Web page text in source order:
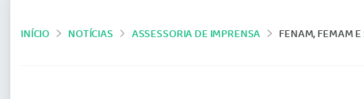
INÍCIO NOTÍCIAS ASSESSORIA DE IMPRENSA FENAM, FEMAM E